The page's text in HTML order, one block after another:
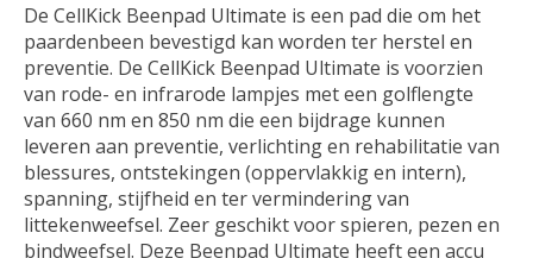
De CellKick Beenpad Ultimate is een pad die om het
paardenbeen bevestigd kan worden ter herstel en
preventie. De CellKick Beenpad Ultimate is voorzien
van rode- en infrarode lampjes met een golflengte
van 660 nm en 850 nm die een bijdrage kunnen
leveren aan preventie, verlichting en rehabilitatie van
blessures, ontstekingen (oppervlakkig en intern),
spanning, stijfheid en ter vermindering van
littekenweefsel. Zeer geschikt voor spieren, pezen en
bindweefsel. Deze Beenpad Ultimate heeft een accu